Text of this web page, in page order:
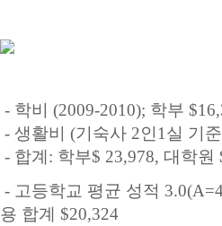
- 학비 (2009-2010); 학부
- 생활비 (기숙사 2인1 실 기준
- 합계 : 학부$ 23,978, 대학원
- 고등학교 평균 성적
용 합계 $20,324